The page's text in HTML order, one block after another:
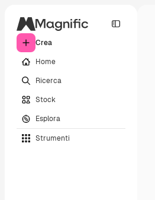
Crea
Home
Ricerca
Stock
Esplora
Strumenti